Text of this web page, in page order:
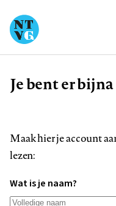
Kruimelpad
Je bent er bijna
Maak hier je account
lezen:
Wat is je naam?